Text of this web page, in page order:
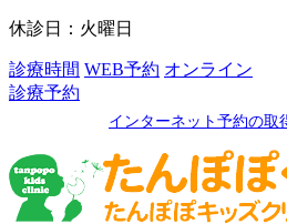
休診日：火曜日
診療時間 WEB予約 オンライン
診療予約
インターネット予約の取